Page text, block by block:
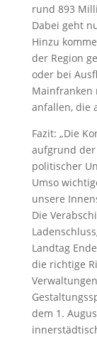
rund 893
Dabei geht
Hinzu
der Region
oder bei
Mainfranken
anfallen, die
Fazit: „Die
aufgrund
politischer
Umso
unsere
Die
Landtag
die richtige
dem 1.